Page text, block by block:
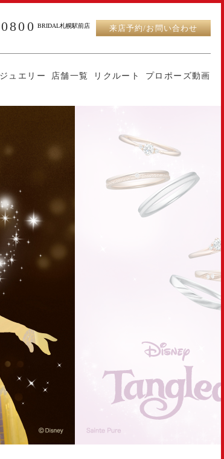
BRIDAL札幌駅前店 来店予約/お問い合わせ
ジュエリー 店舗一覧 リクルート プロポーズ動画